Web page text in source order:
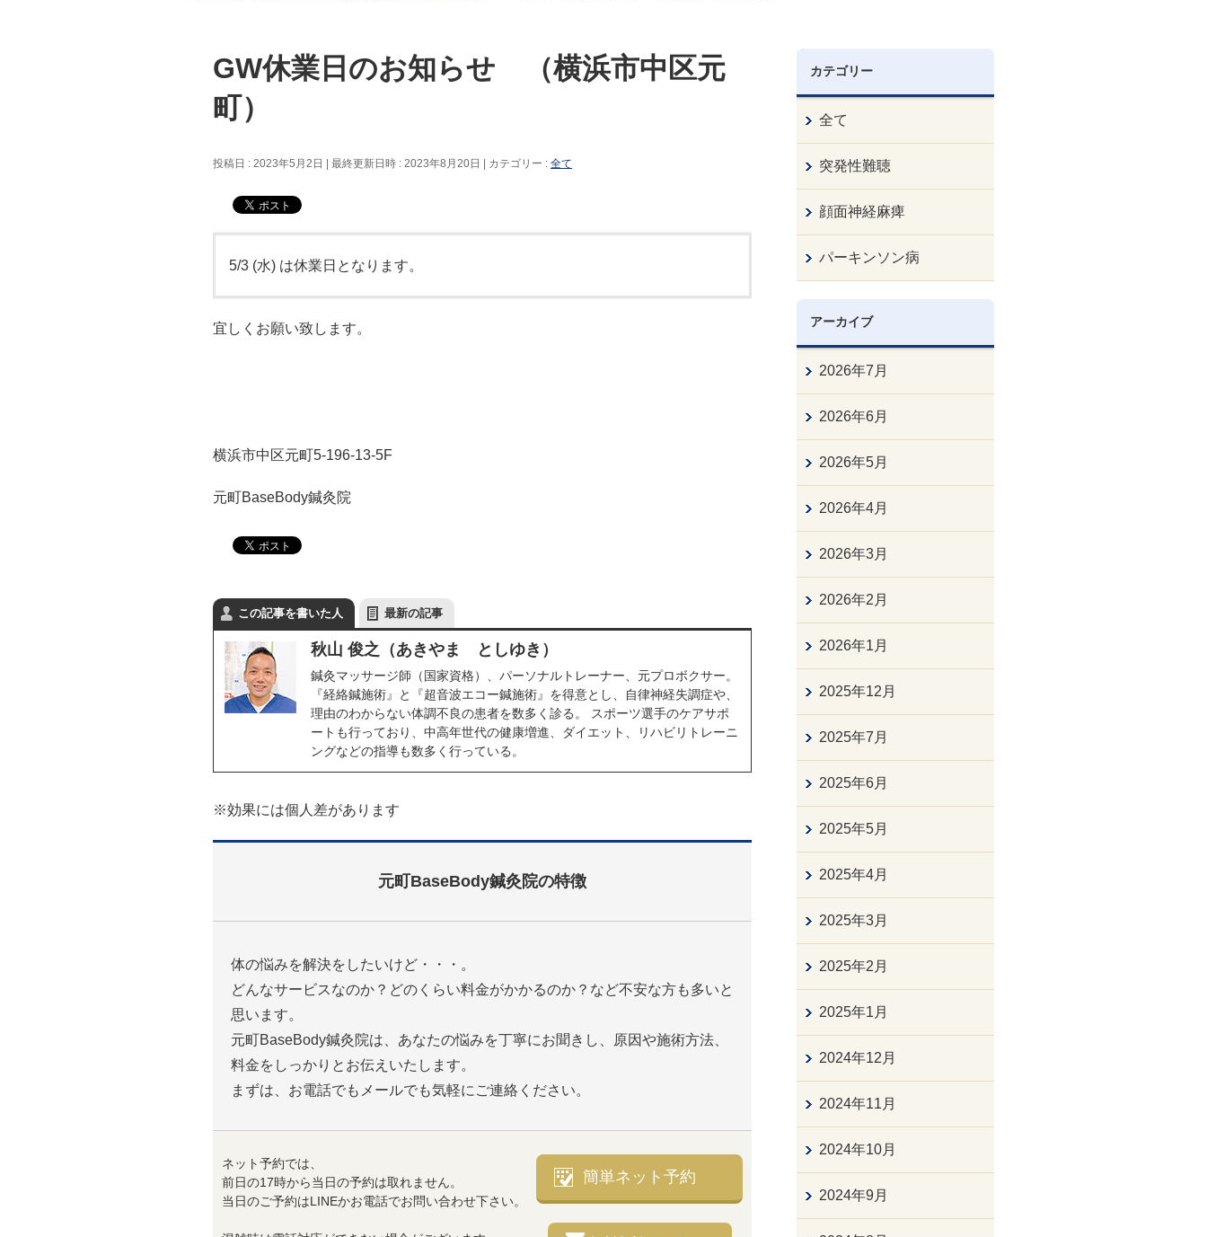
GW休業日のお知らせ （横浜市中区元
町）
投稿日 : 2023年5月2日 最終更新日時 : 2023年8月20日 カテゴリー : 全て
5/3 (水) は休業日となります。
宜しくお願い致します。
横浜市中区元町5-196-13-5F
元町BaseBody鍼灸院
この記事を書いた人 最新の記事
秋山 俊之（あきやま としゆき）
鍼灸マッサージ師（国家資格）、パーソナルトレーナー、元プロボクサー。
『経絡鍼施術』と『超音波エコー鍼施術』を得意とし、自律神経失調症や、
理由のわからない体調不良の患者を数多く診る。 スポーツ選手のケアサポ
ートも行っており、中高年世代の健康増進、ダイエット、リハビリトレーニ
ングなどの指導も数多く行っている。
※効果には個人差があります
元町BaseBody鍼灸院の特徴
体の悩みを解決をしたいけど・・・。
どんなサービスなのか？どのくらい料金がかかるのか？など不安な方も多いと
思います。
元町BaseBody鍼灸院は、あなたの悩みを丁寧にお聞きし、原因や施術方法、
料金をしっかりとお伝えいたします。
まずは、お電話でもメールでも気軽にご連絡ください。
ネット予約では、
前日の17時から当日の予約は取れません。
当日のご予約はLINEかお電話でお問い合わせ下さい。
簡単ネット予約
カテゴリー
全て
突発性難聴
顔面神経麻痺
パーキンソン病
アーカイブ
2026年7月
2026年6月
2026年5月
2026年4月
2026年3月
2026年2月
2026年1月
2025年12月
2025年7月
2025年6月
2025年5月
2025年4月
2025年3月
2025年2月
2025年1月
2024年12月
2024年11月
2024年10月
2024年9月